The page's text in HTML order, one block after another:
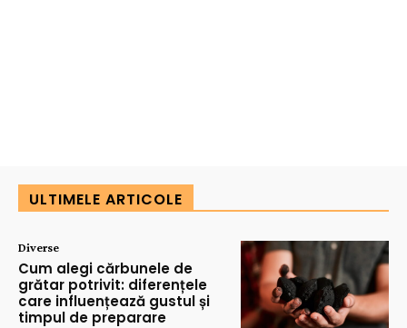
ULTIMELE ARTICOLE
Diverse
Cum alegi cărbunele de
grătar potrivit: diferențele
care influențează gustul și
timpul de preparare